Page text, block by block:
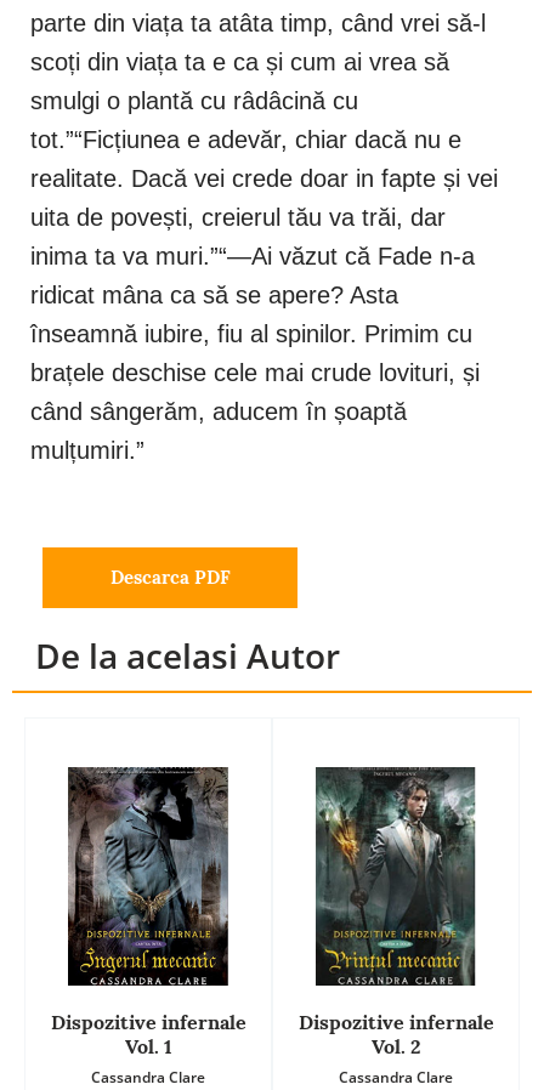
parte din viața ta atâta timp, când vrei să-l
scoți din viața ta e ca și cum ai vrea să
smulgi o plantă cu râdâcină cu
tot.”“Ficțiunea e adevăr, chiar dacă nu e
realitate. Dacă vei crede doar in fapte și vei
uita de povești, creierul tău va trăi, dar
inima ta va muri.”“—Ai văzut că Fade n-a
ridicat mâna ca să se apere? Asta
înseamnă iubire, fiu al spinilor. Primim cu
brațele deschise cele mai crude lovituri, și
când sângerăm, aducem în șoaptă
mulțumiri.”
Descarca PDF
De la acelasi Autor
Dispozitive infernale
Vol. 1
Cassandra Clare
Dispozitive infernale
Vol. 2
Cassandra Clare